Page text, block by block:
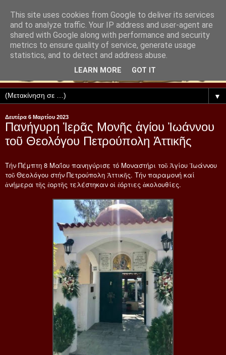
▼
Δευτέρα 6 Μαρτίου 2023
Πανήγυρη Ἱερᾶς Μονῆς ἁγίου Ἰωάννου
τοῦ Θεολόγου Πετρούπολη Ἀττικῆς
Τήν Πέμπτη 8 Μαΐου πανηγύρισε τό Μοναστήρι τοῦ Ἁγίου Ἰωάννου
τοῦ Θεολόγου στήν Πετρούπολη Ἀττικῆς. Τήν παραμονή καί
ἀνήμερα τῆς ἑορτῆς τελέστηκαν οἱ ἑόρτιες ἀκολουθίες.
This site uses cookies from Google to deliver its services
and to analyze traffic. Your IP address and user-agent are
shared with Google along with performance and security
metrics to ensure quality of service, generate usage
statistics, and to detect and address abuse.
LEARN MORE GOT IT